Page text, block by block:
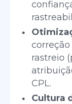
rastreio
CPL.
Cultura